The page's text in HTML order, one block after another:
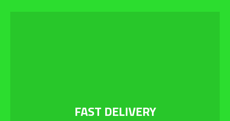
FAST DELIVERY